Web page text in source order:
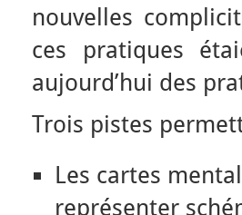
nouvelles
ces pratiques
aujourd’hui des
Trois pistes
Les cartes
représenter